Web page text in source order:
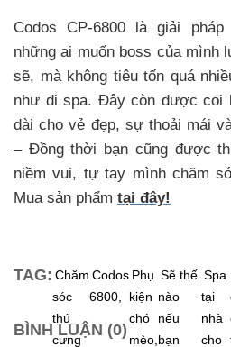
Codos CP-6800 là giải
những ai muốn boss của mình
sẽ, mà không tiêu tốn quá
như đi spa. Đây còn được coi
dài cho vẻ đẹp, sự thoải mái
– Đồng thời bạn cũng được
niềm vui, tự tay mình chăm
Mua sản phẩm tại đây!
TAG: Chăm
sóc
thú
cưng
Codos
6800,
Phụ
kiện
chó
mèo,
Sẽ thế
nào
nếu
bạn
Spa
tại
nhà
cho
BÌNH LUẬN (0)